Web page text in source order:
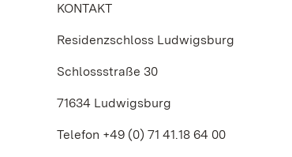
KONTAKT
Residenzschloss Ludwigsburg
Schlossstraße 30
71634 Ludwigsburg
Telefon +49 (0) 71 41.18 64 00